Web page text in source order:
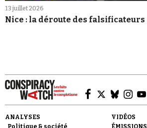
13 juillet 2026
Nice : la déroute des falsificateurs
ANALYSES
Politique & société
VIDÉOS
ÉMISSIONS